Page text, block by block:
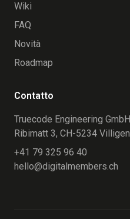
Wiki
FAQ
Novità
Roadmap
Contatto
Truecode Engineering GmbH
Ribimatt 3, CH-5234 Villigen
+41 79 325 96 40
hello@digitalmembers.ch